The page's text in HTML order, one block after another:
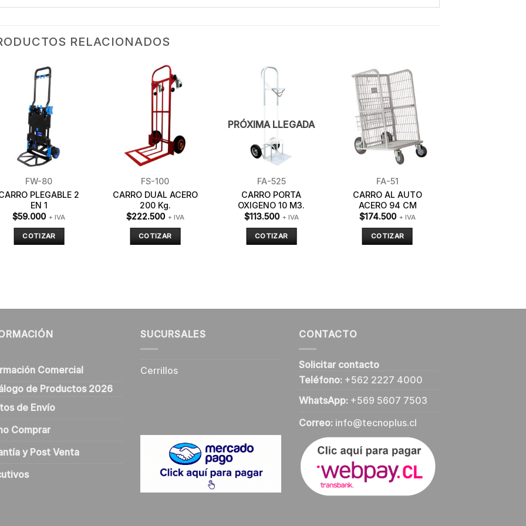
RELACIONADOS
FW-80
PLEGABLE 2
EN 1
$59.000 + IVA
COTIZAR
FS-100
CARRO DUAL ACERO
200 Kg.
$222.500 + IVA
COTIZAR
PRÓXIMA LLEGADA
FA-525
CARRO PORTA
OXIGENO 10 M3.
$113.500 + IVA
COTIZAR
FA-51
CARRO AL AUTO
ACERO 94 CM
$174.500 + IVA
COTIZAR
Comercial
de Productos 2026
de Envío
Comprar
y Post Venta
SUCURSALES
Cerrillos
CONTACTO
Solicitar contacto
Teléfono: +562 2227 4000
WhatsApp: +569 5607 7503
Correo: info@tecnoplus.cl